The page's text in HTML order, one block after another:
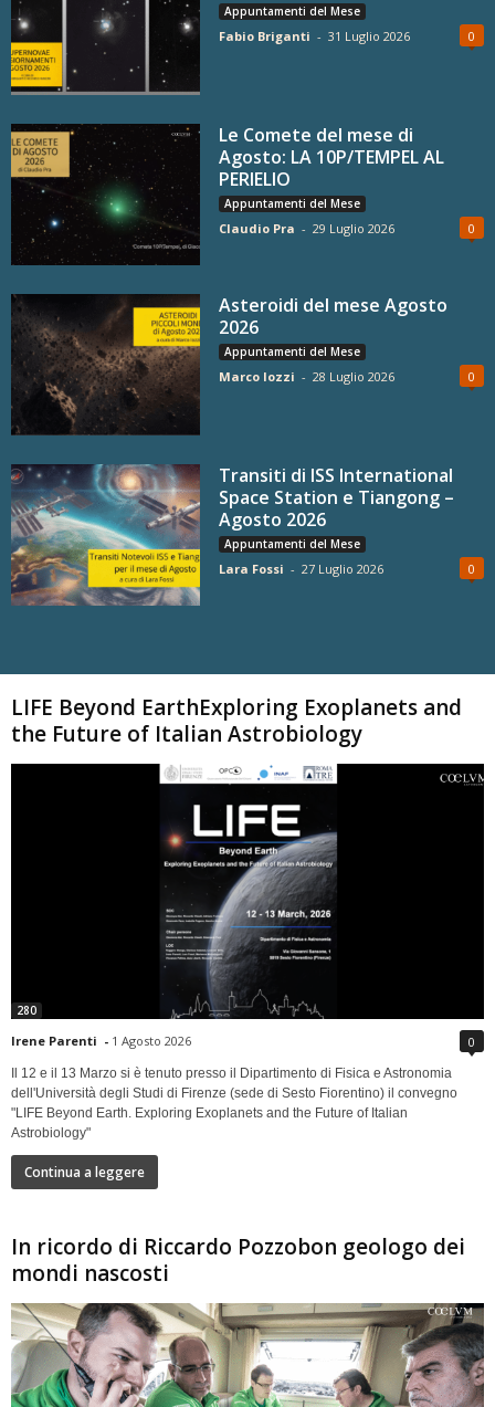
Appuntamenti del Mese
Fabio Briganti - 31 Luglio 2026 0
Le Comete del mese di
Agosto: LA 10P/TEMPEL AL
PERIELIO
Appuntamenti del Mese
Claudio Pra - 29 Luglio 2026 0
Asteroidi del mese Agosto
2026
Appuntamenti del Mese
Marco Iozzi - 28 Luglio 2026 0
Transiti di ISS International
Space Station e Tiangong –
Agosto 2026
Appuntamenti del Mese
Lara Fossi - 27 Luglio 2026 0
LIFE Beyond EarthExploring Exoplanets and
the Future of Italian Astrobiology
280
Irene Parenti - 1 Agosto 2026 0
Il 12 e il 13 Marzo si è tenuto presso il Dipartimento di Fisica e Astronomia
dell'Università degli Studi di Firenze (sede di Sesto Fiorentino) il convegno
"LIFE Beyond Earth. Exploring Exoplanets and the Future of Italian
Astrobiology"
Continua a leggere
In ricordo di Riccardo Pozzobon geologo dei
mondi nascosti